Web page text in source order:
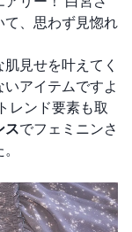
て、思わず見惚れ
見せを叶えてく
アイテムですよ
レンド要素も取
スでフェミニンさ